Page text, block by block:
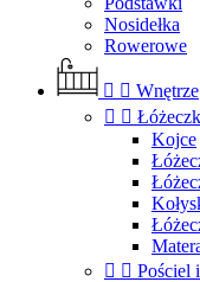
Nosidełka
Rowerowe
  Wnętrze
 
Kojce
  Pościel